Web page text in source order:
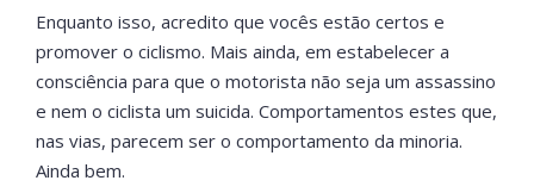
Enquanto isso, acredito que vocês estão certos e
promover o ciclismo. Mais ainda, em estabelecer a
consciência para que o motorista não seja um assassino
e nem o ciclista um suicida. Comportamentos estes que,
nas vias, parecem ser o comportamento da minoria.
Ainda bem.